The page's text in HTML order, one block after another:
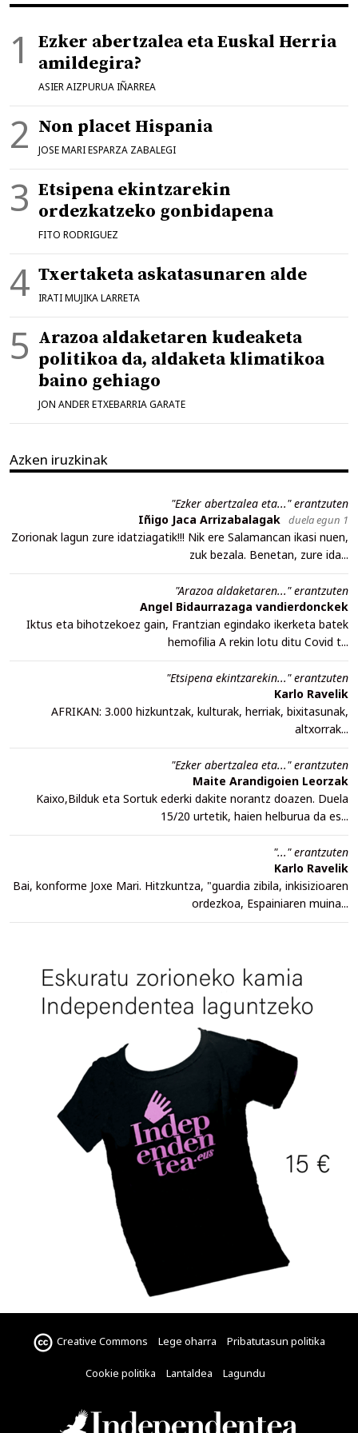
Ezker abertzalea eta Euskal Herria
amildegira?
ASIER AIZPURUA IÑARREA
Non placet Hispania
JOSE MARI ESPARZA ZABALEGI
Etsipena ekintzarekin
ordezkatzeko gonbidapena
FITO RODRIGUEZ
Txertaketa askatasunaren alde
IRATI MUJIKA LARRETA
Arazoa aldaketaren kudeaketa
politikoa da, aldaketa klimatikoa
baino gehiago
JON ANDER ETXEBARRIA GARATE
Azken iruzkinak
"Ezker abertzalea eta..." erantzuten
Iñigo Jaca Arrizabalagak duela egun 1
Zorionak lagun zure idatziagatik!!! Nik ere Salamancan ikasi nuen,
zuk bezala. Benetan, zure ida...
"Arazoa aldaketaren..." erantzuten
Angel Bidaurrazaga vandierdonckek
Iktus eta bihotzekoez gain, Frantzian egindako ikerketa batek
hemofilia A rekin lotu ditu Covid t...
"Etsipena ekintzarekin..." erantzuten
Karlo Ravelik
AFRIKAN: 3.000 hizkuntzak, kulturak, herriak, bixitasunak,
altxorrak...
"Ezker abertzalea eta..." erantzuten
Maite Arandigoien Leorzak
Kaixo,Bilduk eta Sortuk ederki dakite norantz doazen. Duela
15/20 urtetik, haien helburua da es...
"..." erantzuten
Karlo Ravelik
Bai, konforme Joxe Mari. Hitzkuntza, "guardia zibila, inkisizioaren
ordezkoa, Espainiaren muina...
Creative Commons Lege oharra Pribatutasun politika
Cookie politika Lantaldea Lagundu